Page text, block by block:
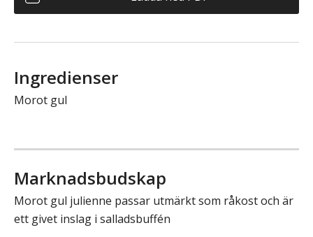
Ingredienser
Morot gul
Marknadsbudskap
Morot gul julienne passar utmärkt som råkost och är
ett givet inslag i salladsbuffén